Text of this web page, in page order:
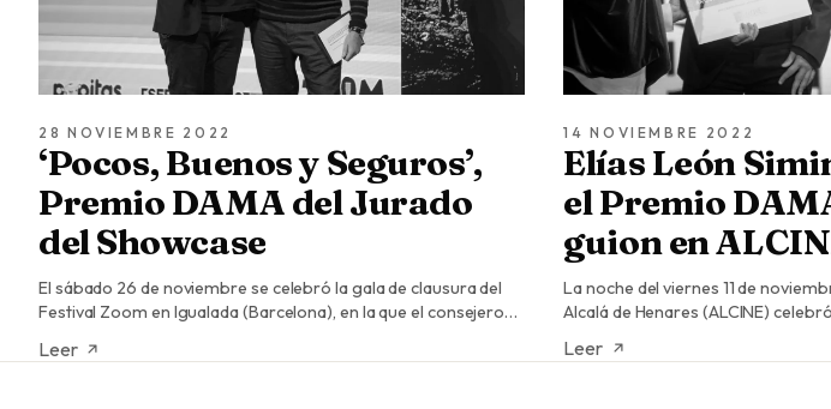
28 NOVIEMBRE 2022
‘Pocos, Buenos y Seguros’,
Premio DAMA del Jurado
del Showcase
El sábado 26 de noviembre se celebró la gala de clausura del
Festival Zoom en Igualada (Barcelona), en la que el consejero…
Leer
14 NOVIEMBRE 2022
Elías León
el Premio
guion en
La noche del viernes 11 de
Alcalá de Henares (ALCINE)
Leer